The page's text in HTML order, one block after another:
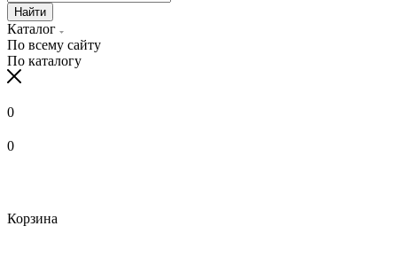
Найти
Каталог
По всему сайту
По каталогу
0
0
Корзина